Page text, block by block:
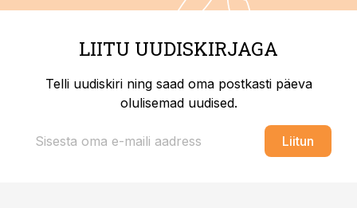
LIITU UUDISKIRJAGA
Telli uudiskiri ning saad oma postkasti päeva
olulisemad uudised.
Liitun